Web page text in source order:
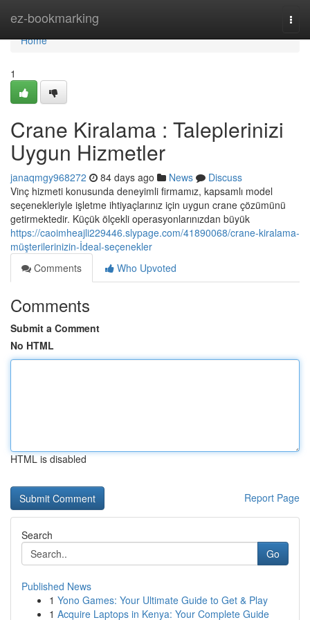
ez-bookmarking
Home
Home
1
Crane Kiralama : Taleplerinizi
Uygun Hizmetler
janaqmgy968272 84 days ago News
Discuss
Vinç hizmeti konusunda deneyimli firmamız, kapsamlı model
seçenekleriyle işletme ihtiyaçlarınız için uygun crane çözümünü
getirmektedir. Küçük ölçekli operasyonlarınızdan büyük
https://caoimheajli229446.slypage.com/41890068/crane-kiralama-
müşterilerinizin-İdeal-seçenekler
Comments
Who Upvoted
Comments
Submit a Comment
No HTML
HTML is disabled
Report Page
Search
Go
Published News
1 Yono Games: Your Ultimate Guide to Get & Play
1 Acquire Laptops in Kenya: Your Complete Guide